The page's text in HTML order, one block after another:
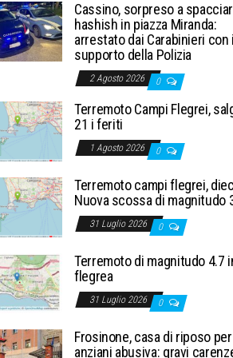
Cassino, sorpreso a
hashish in piazza Miranda:
arrestato dai Carabinieri con il
supporto della Polizia
2 Agosto 2026 0
Terremoto Campi Flegrei,
21 i feriti
1 Agosto 2026 0
Terremoto campi flegrei,
Nuova scossa di magnitudo
31 Luglio 2026 0
Terremoto di magnitudo 4.7
flegrea
31 Luglio 2026 0
Frosinone, casa di riposo per
anziani abusiva: gravi